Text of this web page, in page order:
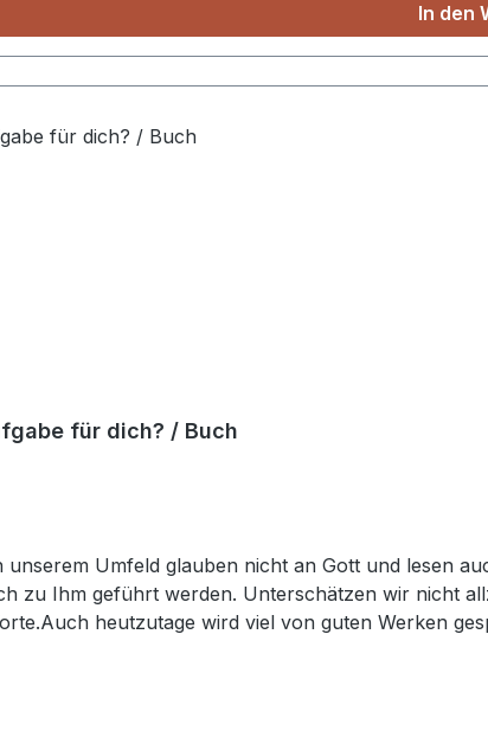
In den
für dich? / Buch
unserem Umfeld glauben nicht an Gott und lesen
zu Ihm geführt werden. Unterschätzen wir nicht
heutzutage wird viel von guten Werken